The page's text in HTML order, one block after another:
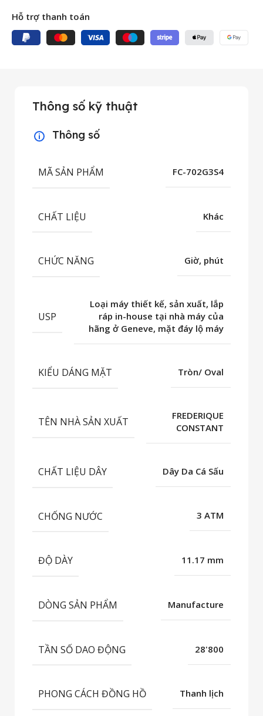
Hỗ trợ thanh toán
Thông số kỹ thuật
Thông số
MÃ SẢN PHẨM FC-702G3S4
CHẤT LIỆU Khác
CHỨC NĂNG Giờ, phút
USP
Loại máy thiết kế, sản xuất, lắp
ráp in-house tại nhà máy của
hãng ở Geneve, mặt đáy lộ máy
KIỂU DÁNG MẶT Tròn/ Oval
TÊN NHÀ SẢN XUẤT
FREDERIQUE
CONSTANT
CHẤT LIỆU DÂY Dây Da Cá Sấu
CHỐNG NƯỚC 3 ATM
ĐỘ DÀY 11.17 mm
DÒNG SẢN PHẨM Manufacture
TẦN SỐ DAO ĐỘNG 28'800
PHONG CÁCH ĐỒNG HỒ Thanh lịch